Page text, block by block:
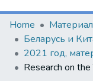
Communities &
All of DSpace
Statistics
Home